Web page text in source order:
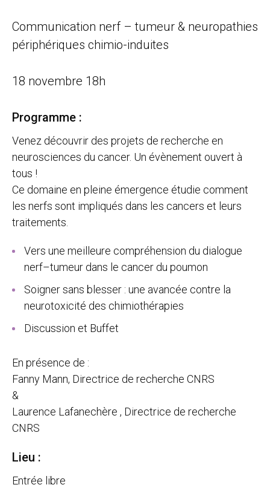
Communication nerf – tumeur & neuropathies
périphériques chimio-induites
18 novembre 18h
Programme :
Venez découvrir des projets de recherche en
neurosciences du cancer. Un évènement ouvert à
tous !
Ce domaine en pleine émergence étudie comment
les nerfs sont impliqués dans les cancers et leurs
traitements.
Vers une meilleure compréhension du dialogue
nerf–tumeur dans le cancer du poumon
Soigner sans blesser : une avancée contre la
neurotoxicité des chimiothérapies
Discussion et Buffet
En présence de :
Fanny Mann, Directrice de recherche CNRS
&
Laurence Lafanechère , Directrice de recherche
CNRS
Lieu :
Entrée libre